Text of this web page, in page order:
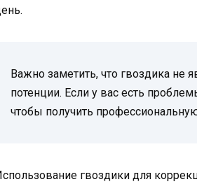
Важно заметить, что гвоздика не
потенции. Если у вас есть
чтобы получить
гвоздики для